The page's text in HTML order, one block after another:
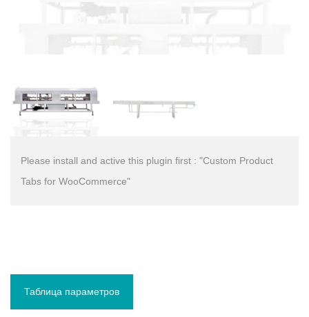
Please install and active this plugin first : "Custom Product
Tabs for WooCommerce"
Таблица параметров